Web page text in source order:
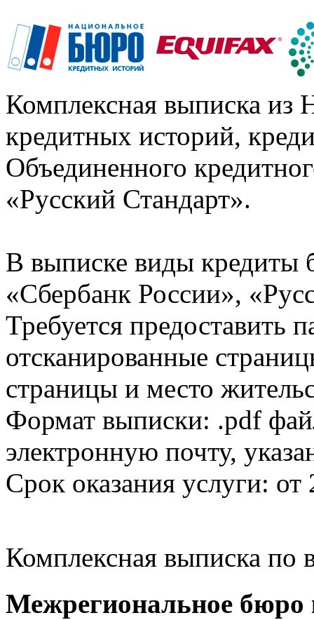
Комплексная выписка из
кредитных историй,
Объединенного
«Русский Стандарт».
В выписке виды кредиты
«Сбербанк России»,
Требуется предоставить
отсканированные
страницы и место
Формат выписки: .pdf
электронную почту,
Срок оказания услуги: от
Комплексная выписка
Межрегиональное бюро